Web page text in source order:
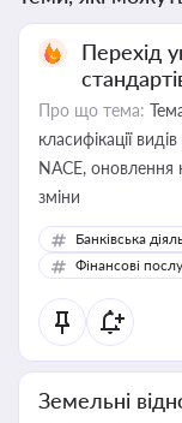
Перехід
Про що тема:
класифікації
NACE, оновлення
зміни
Банківська
Фінансові
Земельні